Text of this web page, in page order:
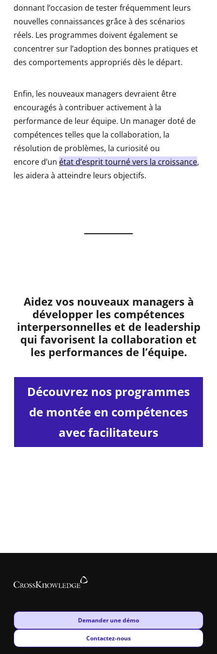
donnant l’occasion de tester fréquemment leurs
nouvelles connaissances grâce à des scénarios
réels. Les programmes doivent également se
concentrer sur l’adoption des bonnes pratiques et
des comportements appropriés dès le départ.
Enfin, les nouveaux managers devraient être
encouragés à contribuer activement à la
performance de leur équipe. Un manager doté de
compétences telles que la collaboration, la
résolution de problèmes, la curiosité ou
encore d’un état d’esprit tourné vers la croissance,
les aidera à atteindre leurs objectifs.
Aidez vos nouveaux managers à
développer les compétences
interpersonnelles et de leadership
qui favorisent la collaboration et
les performances de l’équipe.
Découvrez nos programmes
de montée en compétences
avec facilitateurs
New window
Demander une démo
New window
Contactez-nous